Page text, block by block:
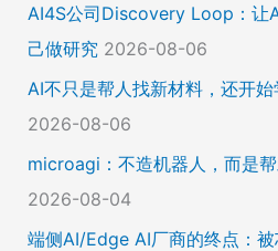
AI4S公司Discovery Loop：让
己做研究 2026-08-06
AI不只是帮人找新材料，还开
2026-08-06
microagi：不造机器人，而是
2026-08-04
端侧AI/Edge AI厂商的终点：被